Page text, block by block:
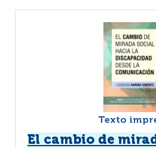
Texto
El cambio de